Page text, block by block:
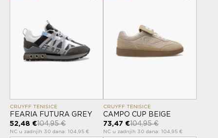
CRUYFF TENISICE
FEARIA FUTURA GREY
52,48 €104,95 €
NC u zadnjih 30 dana: 104,95 €
CRUYFF TENISICE
CAMPO CUP BEIGE
73,47 €104,95 €
NC u zadnjih 30 dana: 104,95 €